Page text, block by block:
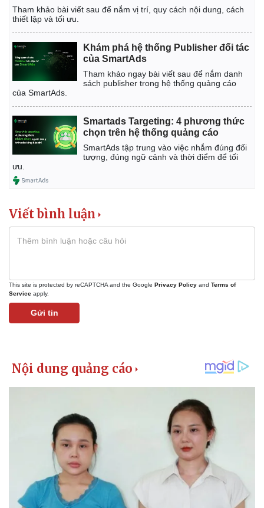
Kinh tế
Bất động sản
Khởi nghiệp
Thị trường
Tham khảo bài viết sau để nắm vị trí, quy cách nội dung, cách
thiết lập và tối ưu.
Khám phá hệ thống Publisher đối tác
của SmartAds
Tham khảo ngay bài viết sau để nắm danh
sách publisher trong hệ thống quảng cáo
của SmartAds.
Smartads Targeting: 4 phương thức
chọn trên hệ thống quảng cáo
SmartAds tập trung vào việc nhắm đúng đối
tượng, đúng ngữ cảnh và thời điểm để tối
ưu.
Viết bình luận
This site is protected by reCAPTCHA and the Google Privacy Policy and Terms of
Service apply.
Gửi tin